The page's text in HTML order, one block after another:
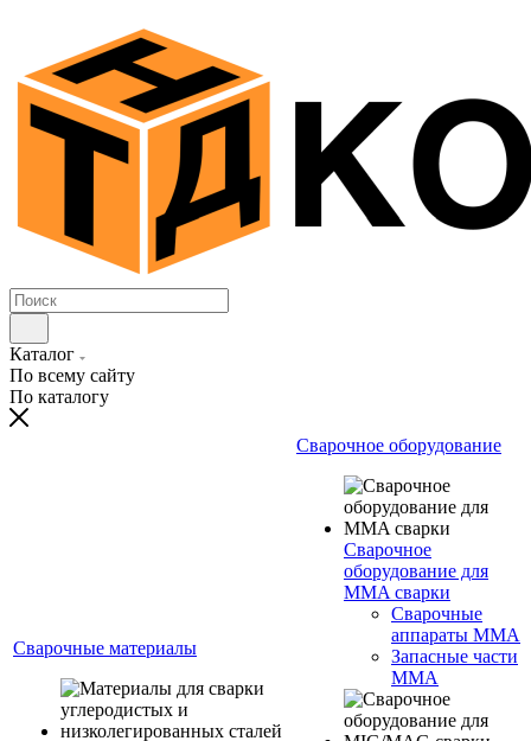
Каталог
По всему сайту
По каталогу
Сварочные материалы
Сварочное оборудование
Сварочное
оборудование для
MMA сварки
Сварочные
аппараты MMA
Запасные части
MMA